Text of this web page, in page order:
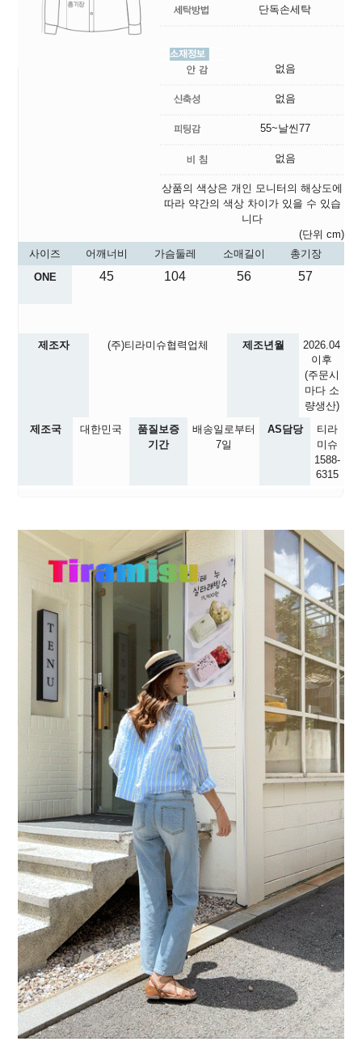
단독손세탁
없음
없음
55~날씬77
없음
상품의 색상은 개인 모니터의 해상도에
따라 약간의 색상 차이가 있을 수 있습
니다
(단위 cm)
사이즈
어깨너비 가슴둘레 소매길이
총기장
ONE
45 104 56 57
제조자 (주)티라미슈협력업체 제조년월
2026.04
이후
(주문시
마다 소
량생산)
제조국
대한민국
품질보증
기간
배송일로부터
7일
AS담당
티라
미슈
1588-
6315